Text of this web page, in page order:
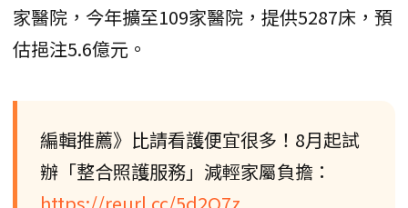
家醫院，今年擴至109家醫院，提供5287床，預
估挹注5.6億元。
編輯推薦》比請看護便宜很多！8月起試
辦「整合照護服務」減輕家屬負擔：